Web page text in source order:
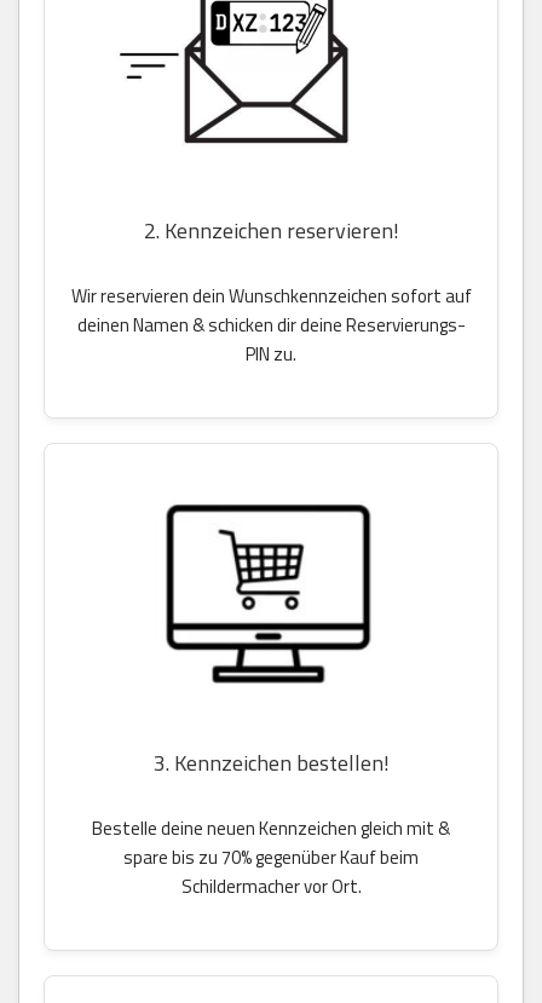
2. Kennzeichen reservieren!
Wir reservieren dein Wunschkennzeichen sofort auf
deinen Namen & schicken dir deine Reservierungs-
PIN zu.
3. Kennzeichen bestellen!
Bestelle deine neuen Kennzeichen gleich mit &
spare bis zu 70% gegenüber Kauf beim
Schildermacher vor Ort.